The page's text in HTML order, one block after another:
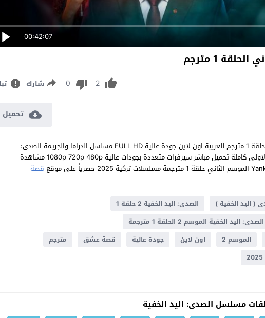
00:42:07
1 مترجم
2
0 شارك
تحميل
مشاهدة مسلسل الصدى: اليد الخفية الموسم الثاني الحلقة 1 مترجم للعربية اون لاين جودة عالية FULL HD مسلسل الدراما والجريمة الصدى:
اليد الخفية Yankı: Görünmez El الموسم 2 الحلقة 1 الاولى كاملة تحميل مباشر سيرفرات متعددة بجودات عالية 1080p 720p 480p مشاهدة
قصة
( اليد الخفية )
الصدى: اليد الخفية 2 حلقة 1
الصدى: اليد الخفية الموسم 2 الحلقة 1 مترجمة
الموسم 2 اون لاين جودة عالية قصة عشق
مترجم
مسلسل الصدى: اليد الخفية